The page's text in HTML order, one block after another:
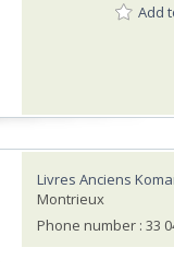
Add
Livres Anciens
Montrieux
Phone number : 33